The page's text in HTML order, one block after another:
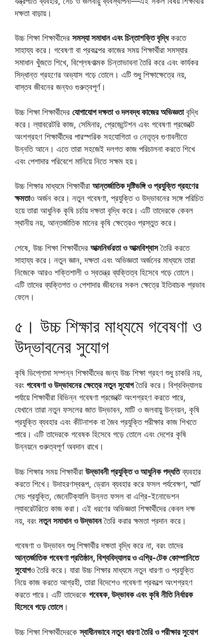
দক্ষতা বাড়ায়।
উচ্চ শিক্ষা শিক্ষার্থীদের সমস্যা সমাধান এবং চিন্তাশক্তি বৃদ্ধিকরতে
সাহায্য করে। গবেষণা বা প্রকল্পের কাজের সময় শিক্ষার্থীরা সমস্যার
সমাধান খুঁজতে শিখে, বিশ্লেষণাত্মক চিন্তাভাবনা তৈরি করে এবং কার্যকর
সিদ্ধান্ত গ্রহণের অভ্যাস গড়ে তোলে। এটি শুধু শিক্ষাক্ষেত্রে নয়,
বাস্তব জীবনের জন্যও গুরুত্বপূর্ণ।
উচ্চ শিক্ষা শিক্ষার্থীদের যোগাযোগ দক্ষতা ও দলবদ্ধ কাজের অভিজ্ঞতাবৃদ্ধি
করে। ল্যাবরেটরি কাজ, সেমিনার, প্রেজেন্টেশন এবং গবেষণা প্রজেক্টে
অংশগ্রহণ শিক্ষার্থীদের পারস্পরিক সহযোগিতা ও নেতৃত্ব গুণাবলীতে
উন্নতি আনে। এতে তারা সহজেই দলগত কাজ পরিচালনা করতে শিখে
এবং পেশাদার পরিবেশে মানিয়ে নিতে সক্ষম হয়।
উচ্চ শিক্ষার মাধ্যমে শিক্ষার্থীরা আন্তর্জাতিক দৃষ্টিভঙ্গি ও প্রযুক্তি গ্রহণের
ক্ষমতাও অর্জন করে। নতুন গবেষণা, প্রযুক্তি ও উদ্ভাবনের সঙ্গে পরিচিত
হয়ে তারা আধুনিক কৃষি চর্চায় দক্ষতা বৃদ্ধি করে। এটি তাদেরকে কেবল
স্থানীয় নয়, আন্তর্জাতিক মানের কৃষি ক্ষেত্রেও প্রস্তুত করে।
শেষে, উচ্চ শিক্ষা শিক্ষার্থীদের আত্মনির্ভরতা ও আত্মবিশ্বাসতৈরি করতে
সাহায্য করে। নতুন জ্ঞান, দক্ষতা এবং অভিজ্ঞতা অর্জনের মাধ্যমে তারা
নিজেকে আরও শক্তিশালী ও স্বতন্ত্র ব্যক্তিত্ব হিসেবে গড়ে তোলে।
এটি তাদের ব্যক্তিগত ও পেশাদার জীবনের সকল ক্ষেত্রে ইতিবাচক প্রভাব
ফেলে।
৫। উচ্চ শিক্ষার মাধ্যমে গবেষণা ও
উদ্ভাবনের সুযোগ
কৃষি ডিপ্লোমা সম্পন্ন শিক্ষার্থীদের জন্য উচ্চ শিক্ষা গ্রহণ শুধু চাকরি নয়,
বরং গবেষণা ও উদ্ভাবনের ক্ষেত্রে নতুন সুযোগতৈরি করে। বিশ্ববিদ্যালয়
পর্যায়ে শিক্ষার্থীরা বিভিন্ন গবেষণা প্রজেক্টে অংশগ্রহণ করতে পারে,
যেখানে তারা নতুন ফসলের জাত উদ্ভাবন, মাটি ও জলবায়ু উন্নয়ন, কৃষি
প্রযুক্তি ব্যবহার এবং কীটনাশক বা জৈব প্রযুক্তি পরীক্ষার কাজ শিখতে
পারে। এটি তাদেরকে গবেষক হিসেবে গড়ে তোলে এবং দেশের কৃষি
উন্নয়নে গুরুত্বপূর্ণ অবদান রাখে।
উচ্চ শিক্ষার সময় শিক্ষার্থীরা উদ্ভাবনী প্রযুক্তি ও আধুনিক পদ্ধতিব্যবহার
করতে শিখে। উদাহরণস্বরূপ, ড্রোন ব্যবহার করে ফসল পর্যবেক্ষণ, স্মার্ট
সেচ প্রযুক্তি, জেনেটিক্যালি উন্নত ফসল বা এগ্রি-ইনোভেশন
ল্যাবরেটরিতে কাজ করা। এই ধরণের অভিজ্ঞতা শিক্ষার্থীদের কেবল দক্ষ
নয়, বরং নতুন সমাধান ও উদ্ভাবনতৈরি করার ক্ষমতা প্রদান করে।
গবেষণা ও উদ্ভাবন শুধু শিক্ষার্থীর দক্ষতা বৃদ্ধি করে না, বরং তাদের
আন্তর্জাতিক গবেষণা প্রতিষ্ঠান, বিশ্ববিদ্যালয় ও এগ্রি-টেক কোম্পানিতে
সুযোগও তৈরি করে। যারা উচ্চ শিক্ষার মাধ্যমে নতুন ধারণা ও প্রযুক্তি
নিয়ে কাজ করতে আগ্রহী, তারা বিদেশেও গবেষণা প্রকল্পে অংশগ্রহণ
করতে পারে। এটি তাদেরকে গবেষক, উদ্ভাবক এবং কৃষি নীতি নির্ধারক
হিসেবে গড়ে তোলে।
উচ্চ শিক্ষা শিক্ষার্থীদেরকেস্বাধীনভাবে নতুন ধারণা তৈরি ও পরীক্ষার সুযোগ